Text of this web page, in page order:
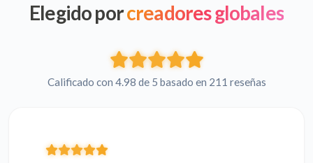
Elegido porcreadores globales
Calificado con 4.98 de 5 basado en 211 reseñas